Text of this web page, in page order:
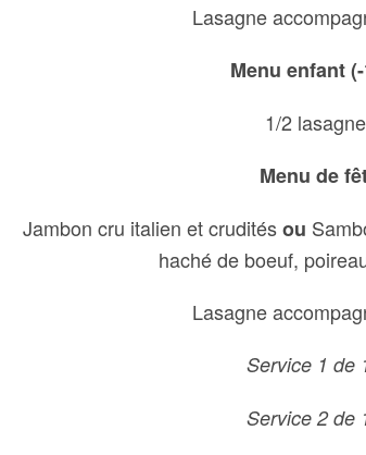
Lasagne
Menu enfant
1/2
Menu de
Jambon cru italien et cruditésou
haché de boeuf,
Lasagne
Service 1 de
Service 2 de